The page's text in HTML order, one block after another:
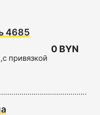
4685
привязкой
0 BYN